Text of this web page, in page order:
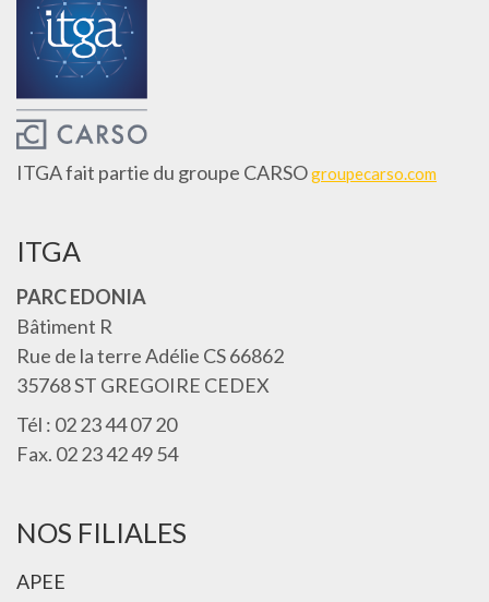
ITGA fait partie du groupe CARSOgroupecarso.com
ITGA
PARC EDONIA
Bâtiment R
Rue de la terre Adélie CS 66862
35768 ST GREGOIRE CEDEX
Tél : 02 23 44 07 20
Fax. 02 23 42 49 54
NOS FILIALES
APEE